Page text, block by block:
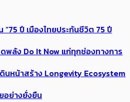
“75 ปี เมืองไทยประกันชีวิต 75 ปี
ลัง Do It Now แก่ทุกช่องทางการ
นหน้าสร้าง Longevity Ecosystem
ย่างยั่งยืน